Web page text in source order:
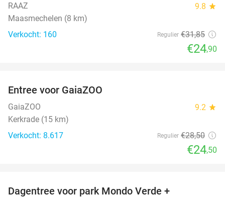
RAAZ 9.8 star
Maasmechelen (8 km)
Verkocht: 160
Regulier €31,85
€24,90
Entree voor GaiaZOO
GaiaZOO 9.2 star
Kerkrade (15 km)
Verkocht: 8.617
Regulier €28,50
€24,50
Dagentree voor park Mondo Verde +